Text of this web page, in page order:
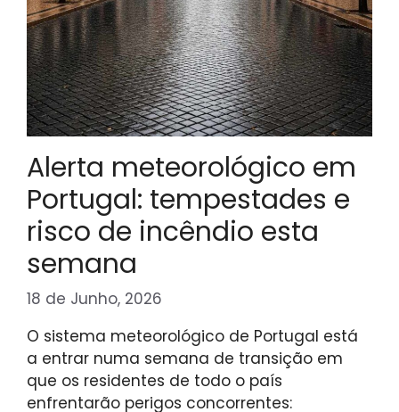
Alerta meteorológico em
Portugal: tempestades e
risco de incêndio esta
semana
18 de Junho, 2026
O sistema meteorológico de Portugal está
a entrar numa semana de transição em
que os residentes de todo o país
enfrentarão perigos concorrentes: